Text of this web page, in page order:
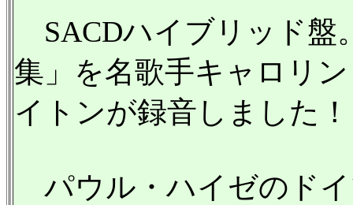
SACDハイブリッド盤
集」を名歌手キャロリ
イトンが録音しました！
パウル・ハイゼのド